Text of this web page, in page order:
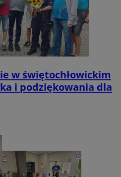
w świętochłowickim
i podziękowania dla